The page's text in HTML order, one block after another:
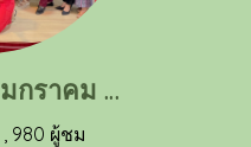
ประชุมผู้นำ 4 มกราคม 2567
980 ผู้ชม